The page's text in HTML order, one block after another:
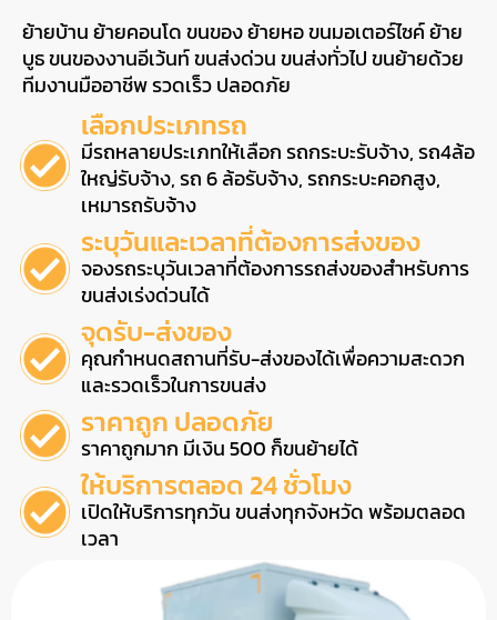
ย้ายบ้าน ย้ายคอนโด ขนของ ย้ายหอ ขนมอเตอร์ไซค์ ย้าย
บูธ ขนของงานอีเว้นท์ ขนส่งด่วน ขนส่งทั่วไป ขนย้ายด้วย
ทีมงานมืออาชีพ รวดเร็ว ปลอดภัย
เลือกประเภทรถ
มีรถหลายประเภทให้เลือก รถกระบะรับจ้าง, รถ4ล้อ
ใหญ่รับจ้าง, รถ 6 ล้อรับจ้าง, รถกระบะคอกสูง,
เหมารถรับจ้าง
ระบุวันและเวลาที่ต้องการส่งของ
จองรถระบุวันเวลาที่ต้องการรถส่งของสำหรับการ
ขนส่งเร่งด่วนได้
จุดรับ-ส่งของ
คุณกำหนดสถานที่รับ-ส่งของได้เพื่อความสะดวก
และรวดเร็วในการขนส่ง
ราคาถูก ปลอดภัย
ราคาถูกมาก มีเงิน 500 ก็ขนย้ายได้
ให้บริการตลอด 24 ชั่วโมง
เปิดให้บริการทุกวัน ขนส่งทุกจังหวัด พร้อมตลอด
เวลา